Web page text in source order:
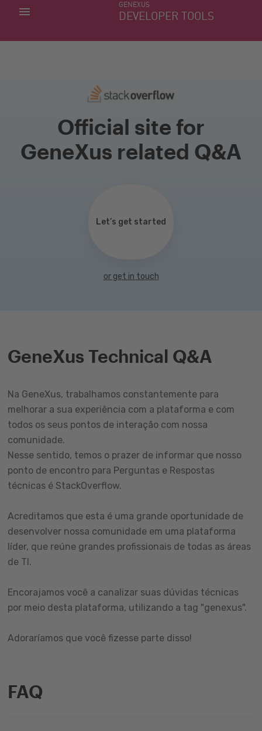
GENEXUS
DEVELOPER TOOLS
MINHAS APLICACÕES
Official site for
GeneXus related Q&A
Let’s get started
or get in touch
GeneXus Technical Q&A
Na GeneXus, trabalhamos constantemente para
melhorar a sua experiência com a plataforma e com
todos os seus pontos de interação com nossa
comunidade.
Nesse sentido, temos o prazer de informar que nosso
ponto de encontro para Perguntas e Respostas
técnicas é StackOverflow.
Acreditamos que esta é uma grande oportunidade de
desenvolver nossa comunidade em uma plataforma
líder, que reúne grandes profissionais de todas as áreas
de TI.
Encorajamos você a canalizar suas dúvidas técnicas
por meio desta plataforma, utilizando a tag "genexus".
Adoraríamos que você fizesse parte disso!
FAQ